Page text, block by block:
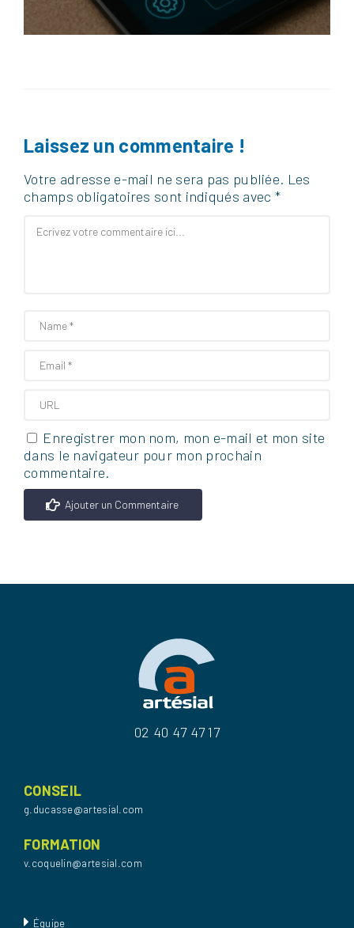
Laissez un commentaire !
Votre adresse e-mail ne sera pas publiée. Les
champs obligatoires sont indiqués avec *
Enregistrer mon nom, mon e-mail et mon site
dans le navigateur pour mon prochain
commentaire.
02 40 47 47 17
CONSEIL
g.ducasse@artesial.com
FORMATION
v.coquelin@artesial.com
Équipe